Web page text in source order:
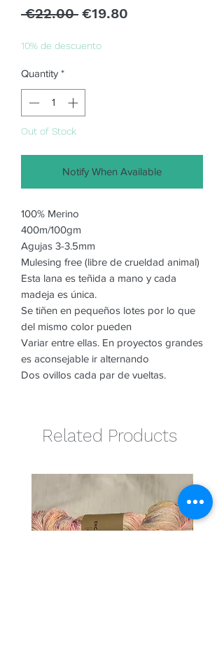
€22.00 Regular
€19.80
10% de descuento
Quantity *
Out of Stock
Notify When Available
100% Merino
400m/100gm
Agujas 3-3.5mm
Mulesing free (libre de crueldad animal)
Esta lana es teñida a mano y cada
madeja es única.
Se tiñen en pequeños lotes por lo que
del mismo color pueden
Variar entre ellas. En proyectos grandes
es aconsejable ir alternando
Dos ovillos cada par de vueltas.
Related Products